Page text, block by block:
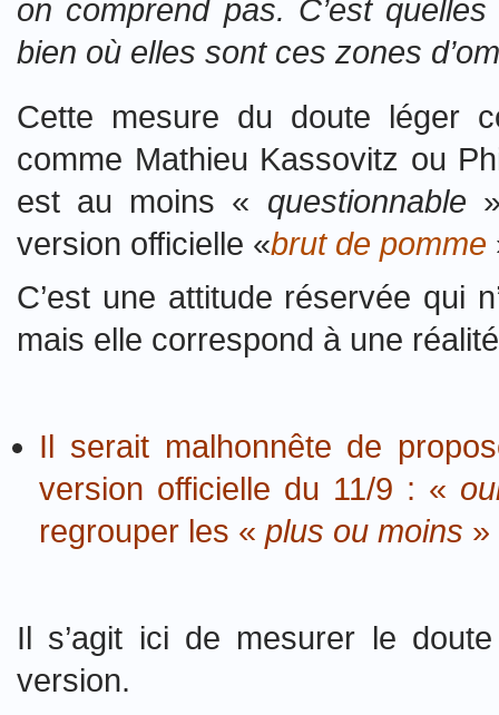
on comprend pas. C’est
bien où elles sont ces zones
Cette mesure du doute léger
comme Mathieu Kassovitz ou
est au moins « questionnable
version officielle «brut de pomme
C’est une attitude réservée qui
mais elle correspond à une
Il serait malhonnête de
version officielle du 11/9 : «
regrouper les « plus ou moins »
Il s’agit ici de mesurer le
version.